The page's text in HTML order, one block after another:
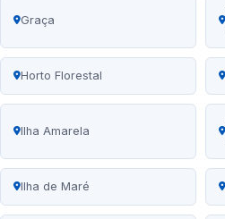
Graça
Horto Florestal
Ilha Amarela
Ilha de Maré